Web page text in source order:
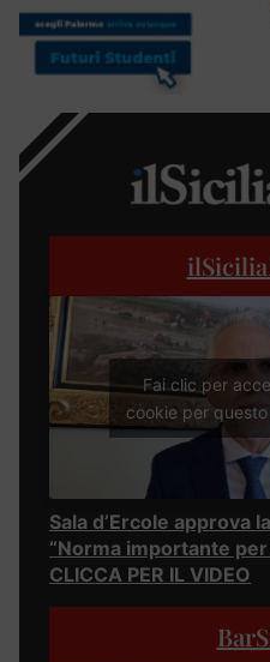
Fai clic per
cookie per
Sala d’Ercole approva
“Norma importante
CLICCA PER IL VIDEO